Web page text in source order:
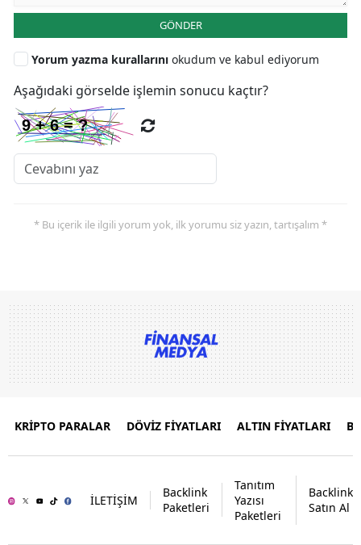
GÖNDER
Yorum yazma kurallarını okudum ve kabul ediyorum
Aşağıdaki görselde işlemin sonucu kaçtır?
* Bu içerik ile ilgili yorum yok, ilk yorumu siz yazın, tartışalım *
KRİPTO PARALAR DÖVİZ FİYATLARI ALTIN FİYATLARI
İLETİŞİM
Backlink
Paketleri
Tanıtım
Yazısı
Paketleri
Backlink
Satın Al